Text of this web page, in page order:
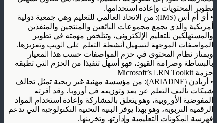
تطوير المحتويات وإعادة استخدامها.
• أي أم أس (IMS):
من الاتحاد العالمي للتعليم وهي جمعية دولية
أمريكية والذي يجمع مجموعات البائعين والمنتجين والمنفذين
والمستهلكين للتعليم الإلكتروني، وتتلخص مهمته في تطوير
المواصفات الموجهة لتسهيل أنشطة التعلم على الويب وتعزيزها.
ويمتاز نظام المحتوى في حزم المواصفات حسب هذا المعيار
بالبساطة وصرامة القيود، فهو أسهل تنفيذا من الحزم التي تطبقه
حزمة
• أريادن (ARIADNE):
من مؤسسة مهنية غير ربحية تمثل تحالف
شبكات تأليف التعلم عن بعد وتوزيعه في أوروبا، وقد أقرته
المفوضية الأوروبية، وهو يتعلق بالمشاركة وإعادة استخدام المواد
الرقمية التربوية، وهو بهذا يوفر البنية التحتية التكنولوجية التي تدعم
فهرسة المكونات التعليمية وإدارتها وتخزينها.